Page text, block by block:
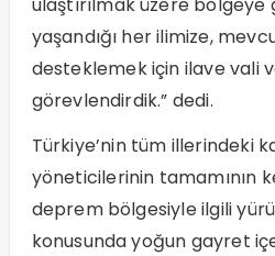
ulaştırılmak üzere
yaşandığı her ilimize,
desteklemek için ilave vali
görevlendirdik.” dedi.
Türkiye’nin tüm illerindeki
yöneticilerinin tamamının
deprem bölgesiyle ilgili
konusunda yoğun gayret